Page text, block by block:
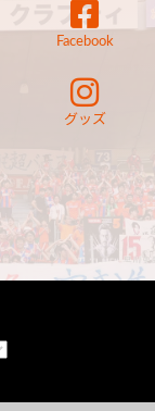
Facebook
グッズ